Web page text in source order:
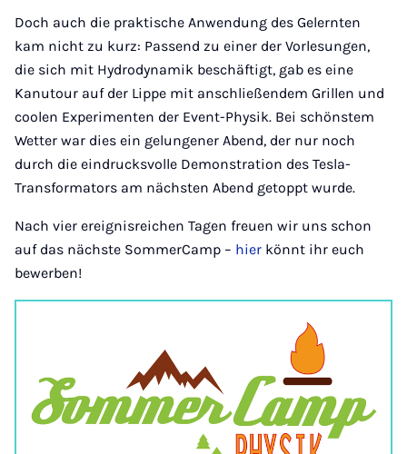
Doch auch die praktische Anwendung des Gelernten
kam nicht zu kurz: Passend zu einer der Vorlesungen,
die sich mit Hydrodynamik beschäftigt, gab es eine
Kanutour auf der Lippe mit anschließendem Grillen und
coolen Experimenten der Event-Physik. Bei schönstem
Wetter war dies ein gelungener Abend, der nur noch
durch die eindrucksvolle Demonstration des Tesla-
Transformators am nächsten Abend getoppt wurde.
Nach vier ereignisreichen Tagen freuen wir uns schon
auf das nächste SommerCamp – hier könnt ihr euch
bewerben!